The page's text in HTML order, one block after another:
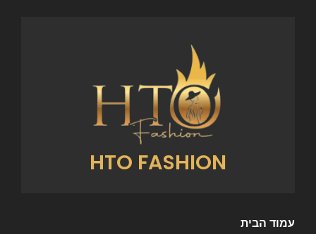
HTO FASHION
עמוד הבית